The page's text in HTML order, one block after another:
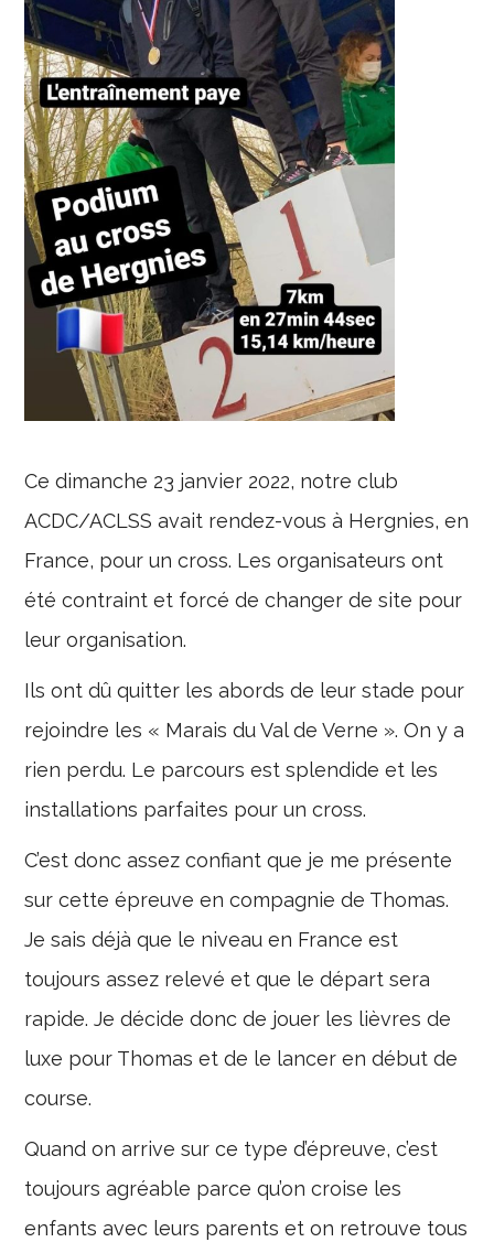
Ce dimanche 23 janvier 2022, notre club
ACDC/ACLSS avait rendez-vous à Hergnies, en
France, pour un cross. Les organisateurs ont
été contraint et forcé de changer de site pour
leur organisation.
Ils ont dû quitter les abords de leur stade pour
rejoindre les « Marais du Val de Verne ». On y a
rien perdu. Le parcours est splendide et les
installations parfaites pour un cross.
C’est donc assez confiant que je me présente
sur cette épreuve en compagnie de Thomas.
Je sais déjà que le niveau en France est
toujours assez relevé et que le départ sera
rapide. Je décide donc de jouer les lièvres de
luxe pour Thomas et de le lancer en début de
course.
Quand on arrive sur ce type d’épreuve, c’est
toujours agréable parce qu’on croise les
enfants avec leurs parents et on retrouve tous